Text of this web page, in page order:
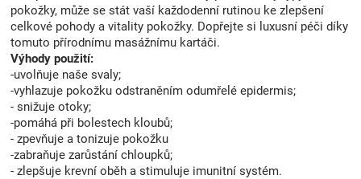
pokožky, může se stát vaší každodenní rutinou ke zlepšení
celkové pohody a vitality pokožky. Dopřejte si luxusní péči díky
tomuto přírodnímu masážnímu kartáči.
Výhody použití:
-uvolňuje naše svaly;
-vyhlazuje pokožku odstraněním odumřelé epidermis;
- snižuje otoky;
-pomáhá při bolestech kloubů;
- zpevňuje a tonizuje pokožku
-zabraňuje zarůstání chloupků;
- zlepšuje krevní oběh a stimuluje imunitní systém.